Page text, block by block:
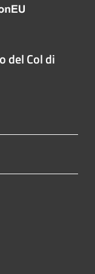
del Col di